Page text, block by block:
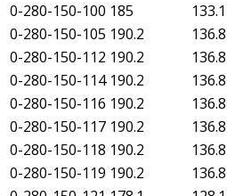
0-280-150-100 185 133.1
0-280-150-105 190.2 136.8
0-280-150-112 190.2 136.8
0-280-150-114 190.2 136.8
0-280-150-116 190.2 136.8
0-280-150-117 190.2 136.8
0-280-150-118 190.2 136.8
0-280-150-119 190.2 136.8